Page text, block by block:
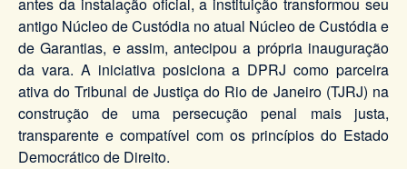
antes da instalação oficial, a instituição transformou seu
antigo Núcleo de Custódia no atual Núcleo de Custódia e
de Garantias, e assim, antecipou a própria inauguração
da vara. A iniciativa posiciona a DPRJ como parceira
ativa do Tribunal de Justiça do Rio de Janeiro (TJRJ) na
construção de uma persecução penal mais justa,
transparente e compatível com os princípios do Estado
Democrático de Direito.